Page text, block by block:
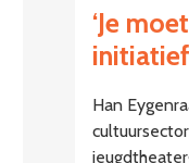
‘Je
Han